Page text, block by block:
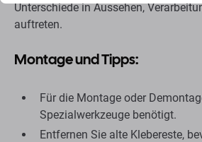
Unterschiede in Aussehen,
auftreten.
Montage und Tipps:
Für die Montage oder
Spezialwerkzeuge benötigt.
Entfernen Sie alte Klebereste,